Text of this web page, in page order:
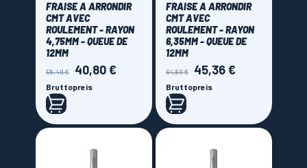
FRAISE A ARRONDIR
CMT AVEC
ROULEMENT - RAYON
4,75MM - QUEUE DE
12MM
Verkaufspreis
58,40 € Preis
40,80 €
Bruttopreis
FRAISE A ARRONDIR
CMT AVEC
ROULEMENT - RAYON
6,35MM - QUEUE DE
12MM
Verkaufspreis
64,80 € Preis
45,36 €
Bruttopreis